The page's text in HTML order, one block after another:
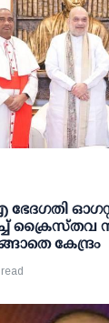
ക്രൈസ്തവ
കേന്ദ്രം